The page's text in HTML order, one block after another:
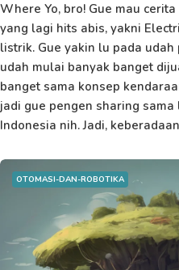
Where Yo, bro! Gue mau
yang lagi hits abis, yakni
listrik. Gue yakin lu pada
udah mulai banyak banget
banget sama konsep
jadi gue pengen sharing
Indonesia nih. Jadi, keberadaan
OTOMASI-DAN-ROBOTIKA